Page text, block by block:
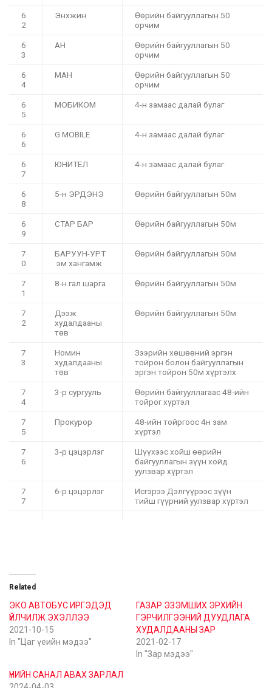
6
2
Энхжин
Өөрийн байгууллагын 50
орчим
6
3
АН
Өөрийн байгууллагын 50
орчим
6
4
МАН
Өөрийн байгууллагын 50
орчим
6
5
МОБИКОМ 4-н замаас далай булаг
6
6
G MOBILE 4-н замаас далай булаг
6
7
ЮНИТЕЛ 4-н замаас далай булаг
6
8
5-н ЭРДЭНЭ Өөрийн байгууллагын 50м
6
9
СТАР БАР Өөрийн байгууллагын 50м
7
0
БАРУУН-УРТ
эм хангамж
Өөрийн байгууллагын 50м
7
1
8-н гал шарга Өөрийн байгууллагын 50м
7
2
Дээж
худалдааны
төв
Өөрийн байгууллагын 50м
7
3
Номин
худалдааны
төв
Зээрийн хөшөөний эргэн
тойрон болон байгууллагын
эргэн тойрон 50м хүртэлх
7
4
3-р сургууль
Өөрийн байгууллагаас 48-ийн
тойрог хүртэл
7
5
Прокурор
48-ийн тойргоос 4н зам
хүртэл
7
6
3-р цэцэрлэг
Шүүхээс хойш өөрийн
байгууллагын зүүн хойд
уулзвар хүртэл
7
7
6-р цэцэрлэг
Исгэрээ Дэлгүүрээс зүүн
тийш гүүрний уулзвар хүртэл
Related
ЭКО АВТОБУС ИРГЭДЭД
ҮЙЛЧИЛЖ ЭХЭЛЛЭЭ
2021-10-15
In "Цаг үеийн мэдээ"
ГАЗАР ЭЗЭМШИХ ЭРХИЙН
ГЭРЧИЛГЭЭНИЙ ДУУДЛАГА
ХУДАЛДААНЫ ЗАР
2021-02-17
In "Зар мэдээ"
ҮНИЙН САНАЛ АВАХ ЗАРЛАЛ